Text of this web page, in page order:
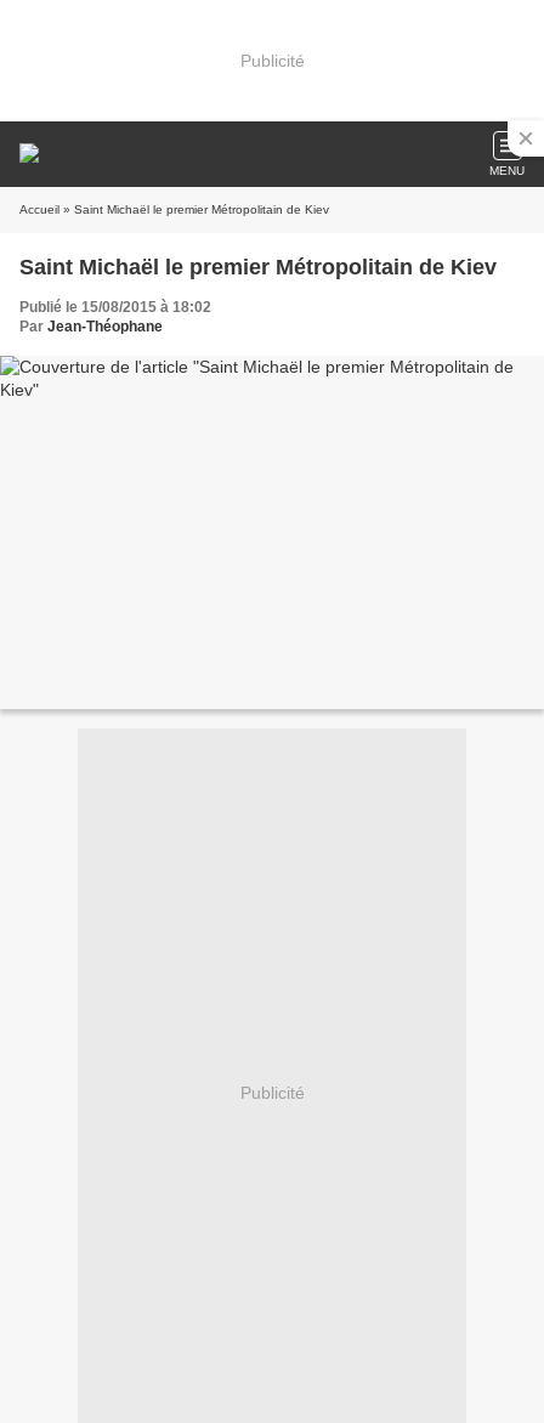
Publicité
MENU
Accueil » Saint Michaël le premier Métropolitain de Kiev
Saint Michaël le premier Métropolitain de Kiev
Publié le 15/08/2015 à 18:02
Par Jean-Théophane
Publicité